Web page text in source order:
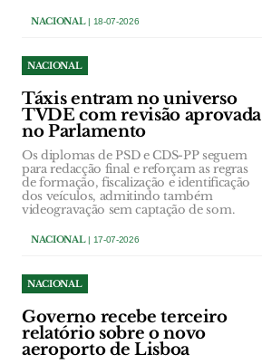
NACIONAL| 18-07-2026
NACIONAL
Táxis entram no universo
TVDE com revisão aprovada
no Parlamento
Os diplomas de PSD e CDS-PP seguem
para redacção final e reforçam as regras
de formação, fiscalização e identificação
dos veículos, admitindo também
videogravação sem captação de som.
NACIONAL| 17-07-2026
NACIONAL
Governo recebe terceiro
relatório sobre o novo
aeroporto de Lisboa